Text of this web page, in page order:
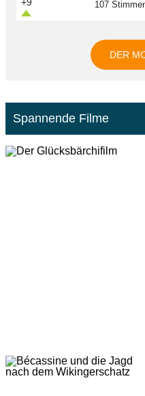
+9 107
DER
Spannende Filme